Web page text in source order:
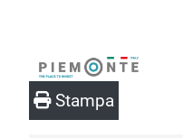
Stampa